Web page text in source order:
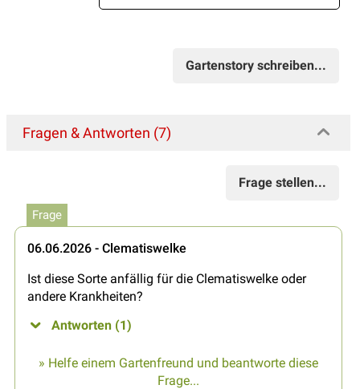
Gartenstory schreiben...
Fragen & Antworten (7)
Frage stellen...
Frage
06.06.2026 - Clematiswelke
Ist diese Sorte anfällig für die Clematiswelke oder
andere Krankheiten?
Antworten (1)
» Helfe einem Gartenfreund und beantworte diese
Frage...